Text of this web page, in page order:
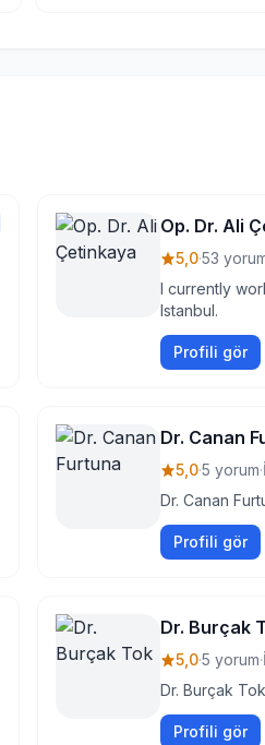
Op. Dr. Ali
5,0·53
I currently
Istanbul.
Profili gör
Dr. Canan
5,0·5 yorum·
Dr. Canan
Profili gör
Dr. Burçak
5,0·5 yorum·
Dr. Burçak
Profili gör